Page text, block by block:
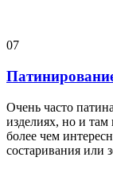
07
Очень часто
изделиях, но и там
более чем
состаривания или